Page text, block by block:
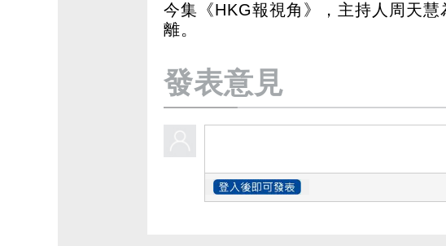
今集《HKG報視角》，主持人周天
離。
發表意見